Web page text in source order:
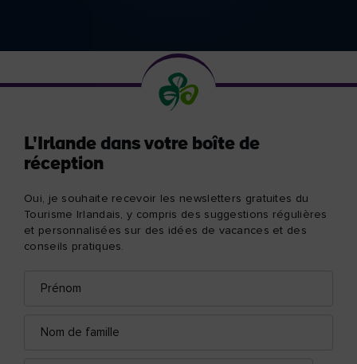
L'Irlande dans votre boîte de
réception
Oui, je souhaite recevoir les newsletters gratuites du
Tourisme Irlandais, y compris des suggestions régulières
et personnalisées sur des idées de vacances et des
conseils pratiques.